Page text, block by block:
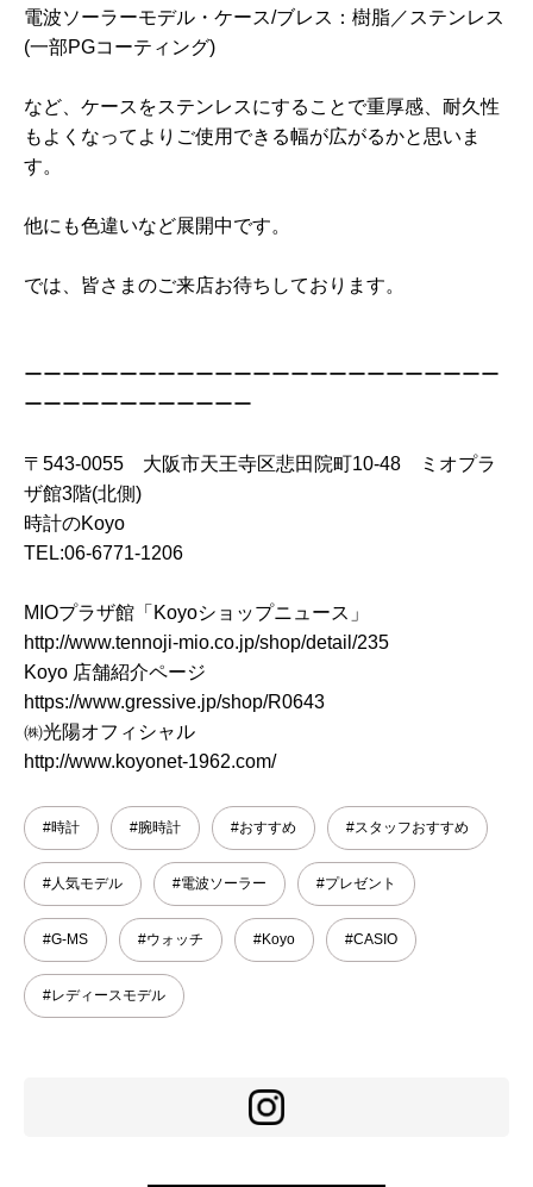
電波ソーラーモデル・ケース/ブレス：樹脂／ステンレス
(一部PGコーティング)
など、ケースをステンレスにすることで重厚感、耐久性
もよくなってよりご使用できる幅が広がるかと思いま
す。
他にも色違いなど展開中です。
では、皆さまのご来店お待ちしております。
ーーーーーーーーーーーーーーーーーーーーーーーーー
ーーーーーーーーーーーー
〒543-0055 大阪市天王寺区悲田院町10-48 ミオプラ
ザ館3階(北側)
時計のKoyo
TEL:06-6771-1206
MIOプラザ館「Koyoショップニュース」
http://www.tennoji-mio.co.jp/shop/detail/235
Koyo 店舗紹介ページ
https://www.gressive.jp/shop/R0643
㈱光陽オフィシャル
http://www.koyonet-1962.com/
#時計 #腕時計 #おすすめ #スタッフおすすめ
#人気モデル #電波ソーラー #プレゼント
#G-MS #ウォッチ #Koyo #CASIO
#レディースモデル